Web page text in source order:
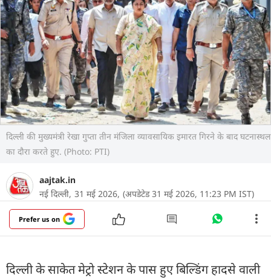
दिल्ली की मुख्यमंत्री रेखा गुप्ता तीन मंजिला व्यावसायिक इमारत गिरने के बाद घटनास्थल
का दौरा करते हुए. (Photo: PTI)
aajtak.in
नई दिल्ली, 31 मई 2026, (अपडेटेड 31 मई 2026, 11:23 PM IST)
Prefer us on
दिल्ली के साकेत मेट्रो स्टेशन के पास हुए बिल्डिंग हादसे वाली